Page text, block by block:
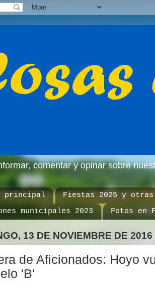
comentar y opinar sobre
principal
Fiestas 2025 y otras
municipales 2023
Fotos en
13 DE NOVIEMBRE DE 2016
de Aficionados: Hoyo
'B'